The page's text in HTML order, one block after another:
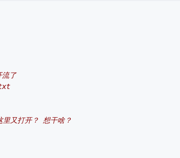
了
又打开？ 想干啥？